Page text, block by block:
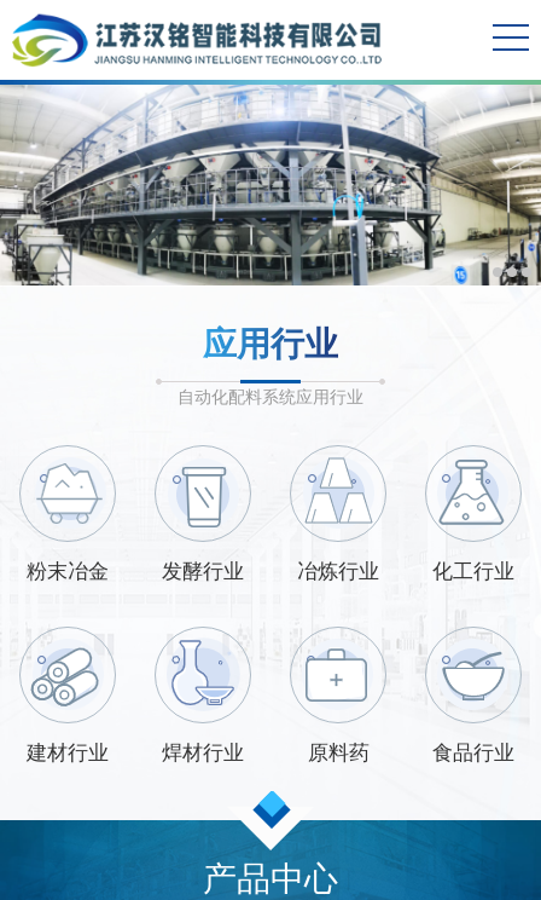
应用行业
自动化配料系统应用行业
粉末冶金 发酵行业 冶炼行业 化工行业
建材行业 焊材行业 原料药 食品行业
产品中心